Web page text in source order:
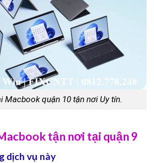
Macbook quận 10 tận nơi Uy tín.
tận nơi tại quận 9
dịch vụ này